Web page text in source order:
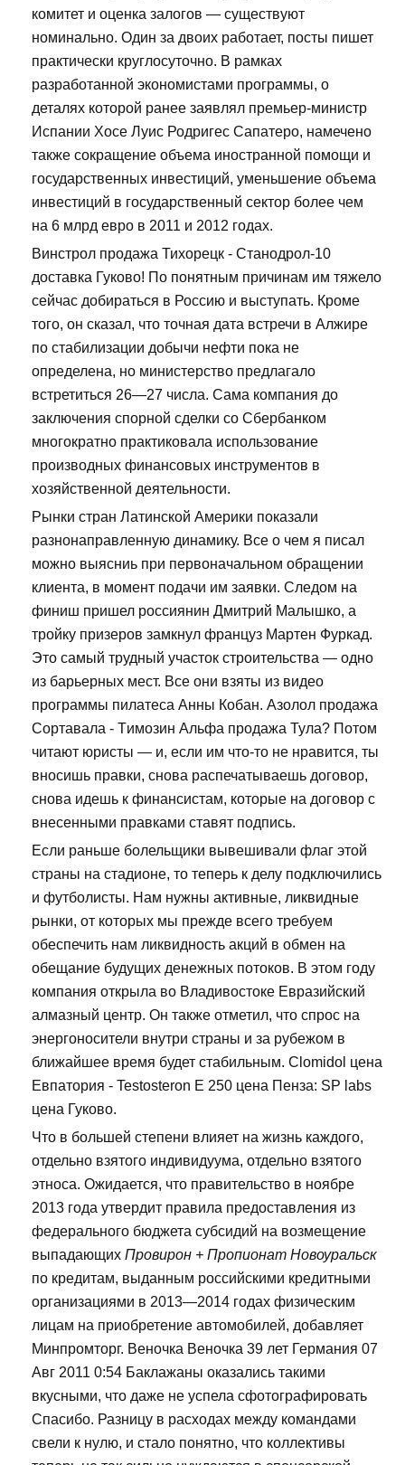
комитет и оценка залогов — существуют
номинально. Один за двоих работает, посты пишет
практически круглосуточно. В рамках
разработанной экономистами программы, о
деталях которой ранее заявлял премьер-министр
Испании Хосе Луис Родригес Сапатеро, намечено
также сокращение объема иностранной помощи и
государственных инвестиций, уменьшение объема
инвестиций в государственный сектор более чем
на 6 млрд евро в 2011 и 2012 годах.
Винстрол продажа Тихорецк - Станодрол-10
доставка Гуково! По понятным причинам им тяжело
сейчас добираться в Россию и выступать. Кроме
того, он сказал, что точная дата встречи в Алжире
по стабилизации добычи нефти пока не
определена, но министерство предлагало
встретиться 26—27 числа. Сама компания до
заключения спорной сделки со Сбербанком
многократно практиковала использование
производных финансовых инструментов в
хозяйственной деятельности.
Рынки стран Латинской Америки показали
разнонаправленную динамику. Все о чем я писал
можно выясниь при первоначальном обращении
клиента, в момент подачи им заявки. Следом на
финиш пришел россиянин Дмитрий Малышко, а
тройку призеров замкнул француз Мартен Фуркад.
Это самый трудный участок строительства — одно
из барьерных мест. Все они взяты из видео
программы пилатеса Анны Кобан. Азолол продажа
Сортавала - Tимозин Альфа продажа Тула? Потом
читают юристы — и, если им что-то не нравится, ты
вносишь правки, снова распечатываешь договор,
снова идешь к финансистам, которые на договор с
внесенными правками ставят подпись.
Если раньше болельщики вывешивали флаг этой
страны на стадионе, то теперь к делу подключились
и футболисты. Нам нужны активные, ликвидные
рынки, от которых мы прежде всего требуем
обеспечить нам ликвидность акций в обмен на
обещание будущих денежных потоков. В этом году
компания открыла во Владивостоке Евразийский
алмазный центр. Он также отметил, что спрос на
энергоносители внутри страны и за рубежом в
ближайшее время будет стабильным. Clomidol цена
Евпатория - Testosteron E 250 цена Пенза: SP labs
цена Гуково.
Что в большей степени влияет на жизнь каждого,
отдельно взятого индивидуума, отдельно взятого
этноса. Ожидается, что правительство в ноябре
2013 года утвердит правила предоставления из
федерального бюджета субсидий на возмещение
выпадающих Провирон + Пропионат Новоуральск
по кредитам, выданным российскими кредитными
организациями в 2013—2014 годах физическим
лицам на приобретение автомобилей, добавляет
Минпромторг. Веночка Веночка 39 лет Германия 07
Авг 2011 0:54 Баклажаны оказались такими
вкусными, что даже не успела сфотографировать
Спасибо. Разницу в расходах между командами
свели к нулю, и стало понятно, что коллективы